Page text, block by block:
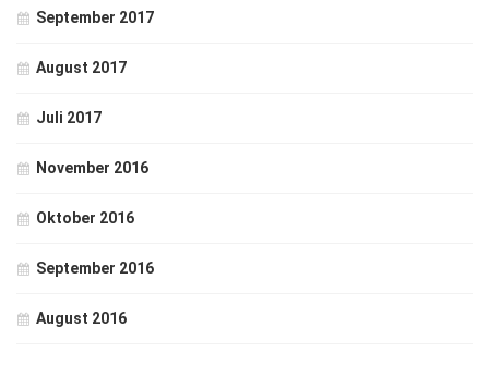
September 2017
August 2017
Juli 2017
November 2016
Oktober 2016
September 2016
August 2016